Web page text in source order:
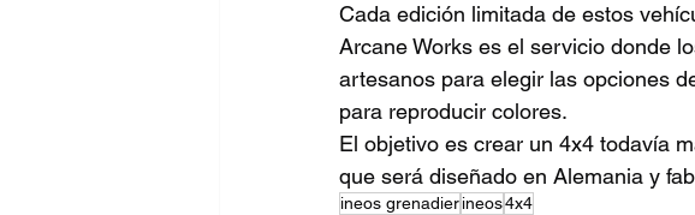
Cada edición limitada de estos
Arcane Works es el servicio donde
artesanos para elegir las opciones
para reproducir colores.
El objetivo es crear un 4x4 todavía
que será diseñado en Alemania y
ineos grenadierineos4x4